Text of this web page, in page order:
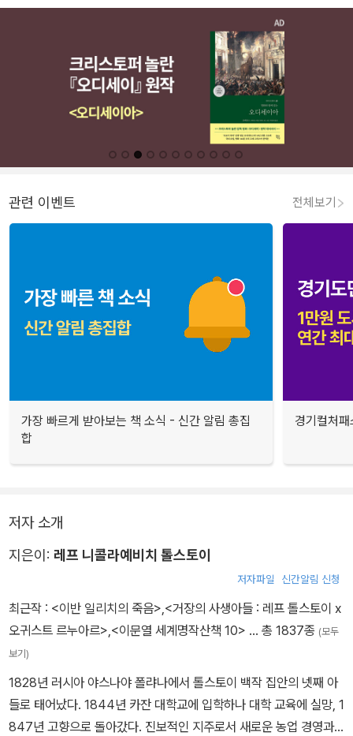
관련 이벤트 전체보기
가장 빠르게 받아보는 책 소식 - 신간 알림 총집
합
경기컬처
저자 소개
지은이: 레프 니콜라예비치 톨스토이
저자파일 신간알림 신청
최근작 : <이반 일리치의 죽음>,<거장의 사생아들 : 레프 톨스토이 x
오귀스트 르누아르>,<이문열 세계명작산책 10> … 총 1837종 (모두
보기)
1828년 러시아 야스나야 폴랴나에서 톨스토이 백작 집안의 넷째 아
들로 태어났다. 1844년 카잔 대학교에 입학하나 대학 교육에 실망, 1
847년 고향으로 돌아갔다. 진보적인 지주로서 새로운 농업 경영과